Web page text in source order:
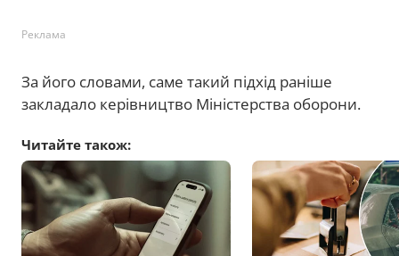
Реклама
За його словами, саме такий підхід раніше
закладало керівництво Міністерства оборони.
Читайте також: